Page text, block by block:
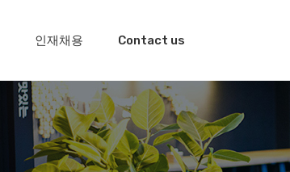
인재채용 Contact us